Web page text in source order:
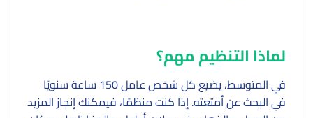
لماذا التنظيم مهم؟
في المتوسط، يضيع كل شخص عامل 150 ساعة سنويًا
في البحث عن أمتعته. إذا كنت منظمًا، فيمكنك إنجاز المزيد